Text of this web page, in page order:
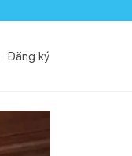
Đăng ký